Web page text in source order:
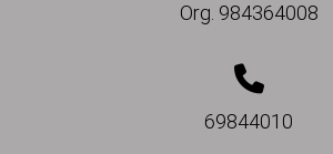
Org. 984364008
69844010